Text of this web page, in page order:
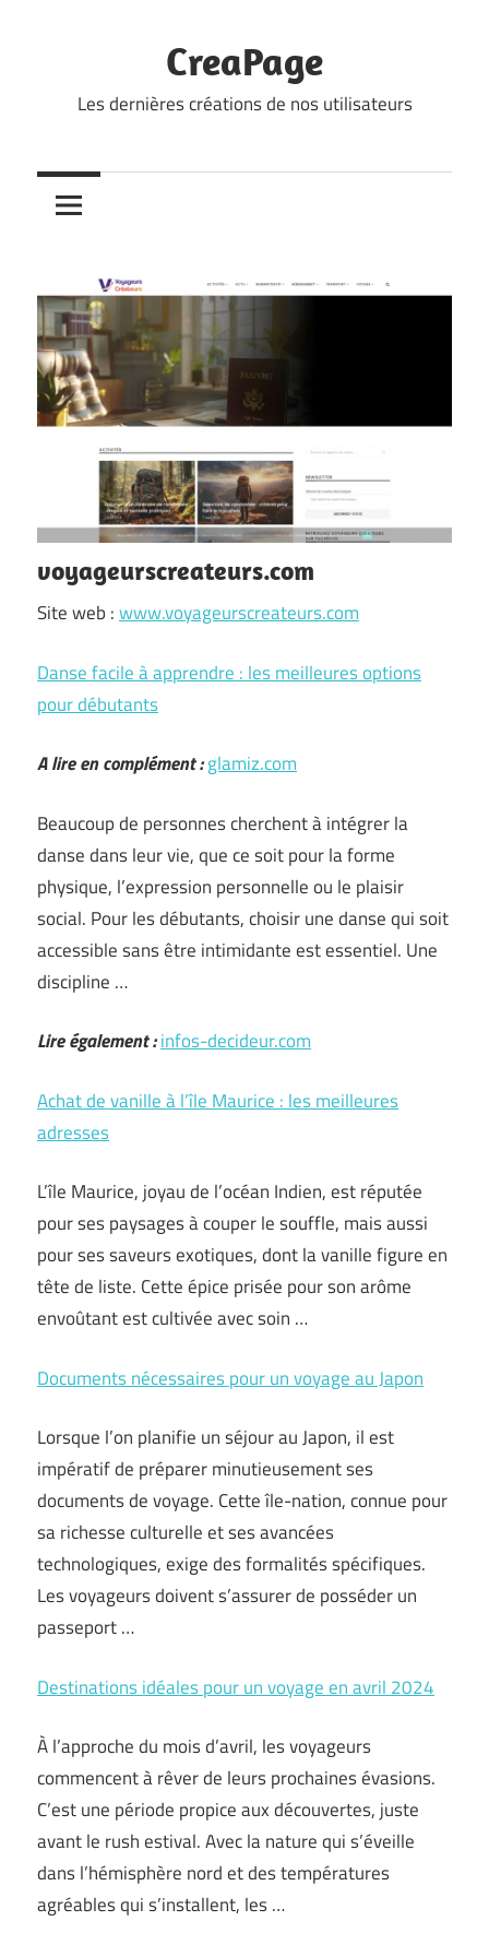
CreaPage
Les dernières créations de nos utilisateurs
voyageurscreateurs.com
Site web :www.voyageurscreateurs.com
Danse facile à apprendre : les meilleures options
pour débutants
A lire en complément :glamiz.com
Beaucoup de personnes cherchent à intégrer la
danse dans leur vie, que ce soit pour la forme
physique, l’expression personnelle ou le plaisir
social. Pour les débutants, choisir une danse qui soit
accessible sans être intimidante est essentiel. Une
discipline …
Lire également :infos-decideur.com
Achat de vanille à l’île Maurice : les meilleures
adresses
L’île Maurice, joyau de l’océan Indien, est réputée
pour ses paysages à couper le souffle, mais aussi
pour ses saveurs exotiques, dont la vanille figure en
tête de liste. Cette épice prisée pour son arôme
envoûtant est cultivée avec soin …
Documents nécessaires pour un voyage au Japon
Lorsque l’on planifie un séjour au Japon, il est
impératif de préparer minutieusement ses
documents de voyage. Cette île-nation, connue pour
sa richesse culturelle et ses avancées
technologiques, exige des formalités spécifiques.
Les voyageurs doivent s’assurer de posséder un
passeport …
Destinations idéales pour un voyage en avril 2024
À l’approche du mois d’avril, les voyageurs
commencent à rêver de leurs prochaines évasions.
C’est une période propice aux découvertes, juste
avant le rush estival. Avec la nature qui s’éveille
dans l’hémisphère nord et des températures
agréables qui s’installent, les …